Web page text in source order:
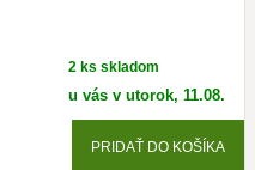
2 ks skladom
u vás v utorok, 11.08.
PRIDAŤ DO KOŠÍKA